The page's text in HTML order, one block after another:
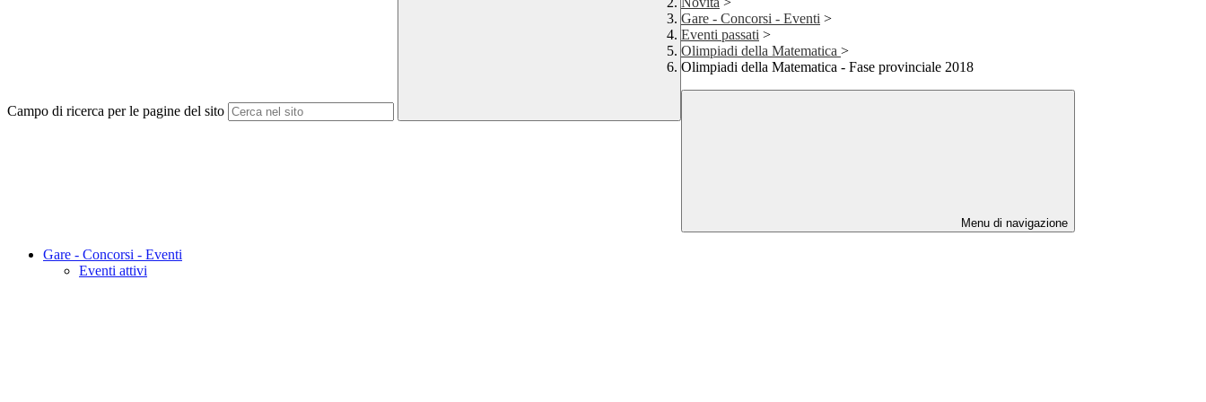
Campo di ricerca per le pagine del sito
Gare - Concorsi - Eventi >
Eventi passati >
Olimpiadi della Matematica >
Olimpiadi della Matematica - Fase provinciale 2018
Menu di navigazione
Gare - Concorsi - Eventi
Eventi attivi